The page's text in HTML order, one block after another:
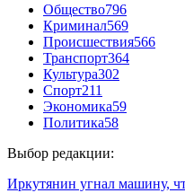
Общество796
Криминал569
Происшествия566
Транспорт364
Культура302
Спорт211
Экономика59
Политика58
Выбор редакции:
Иркутянин угнал машину,